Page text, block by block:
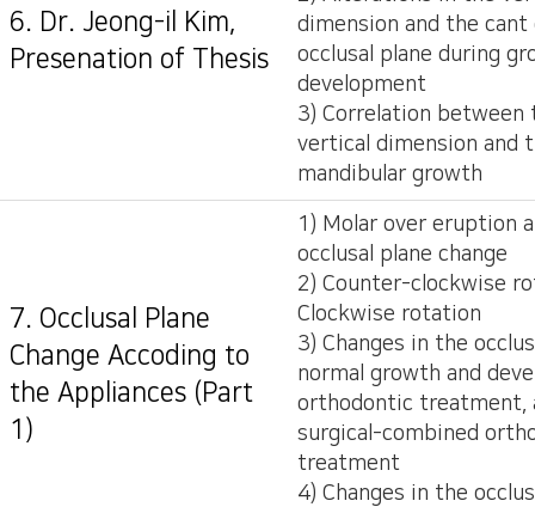
6. Dr. Jeong-il Kim,
Presenation of Thesis
dimension and the cant
occlusal plane during
development
3) Correlation between
vertical dimension and
mandibular growth
7. Occlusal Plane
Change Accoding to
the Appliances (Part
1)
1) Molar over eruption
occlusal plane change
2) Counter-clockwise
Clockwise rotation
3) Changes in the
normal growth and
orthodontic treatment,
surgical-combined
treatment
4) Changes in the